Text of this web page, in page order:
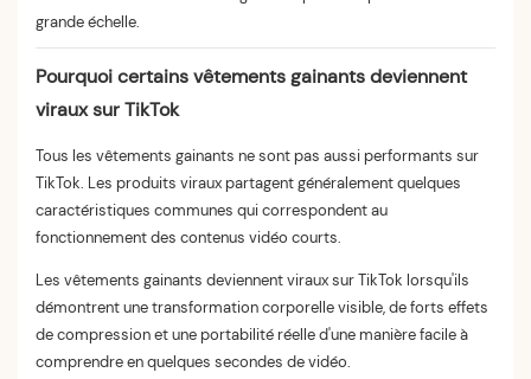
grande échelle.
Pourquoi certains vêtements gainants deviennent
viraux sur TikTok
Tous les vêtements gainants ne sont pas aussi performants sur
TikTok. Les produits viraux partagent généralement quelques
caractéristiques communes qui correspondent au
fonctionnement des contenus vidéo courts.
Les vêtements gainants deviennent viraux sur TikTok lorsqu'ils
démontrent une transformation corporelle visible, de forts effets
de compression et une portabilité réelle d'une manière facile à
comprendre en quelques secondes de vidéo.